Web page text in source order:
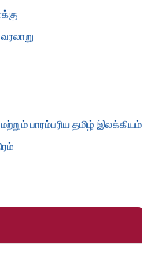
பாரம்பரிய தமிழ் இலக்கியம்